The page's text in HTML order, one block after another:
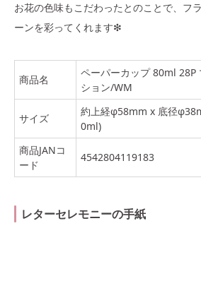
お花の色味もこだわったとのことで、フ
ーンを彩ってくれます❇︎
商品名
ペーパーカップ 80ml 28P
ション/WM
サイズ
約上経φ58mm x 底径
0ml)
商品JANコ
ード
4542804119183
レターセレモニーの手紙